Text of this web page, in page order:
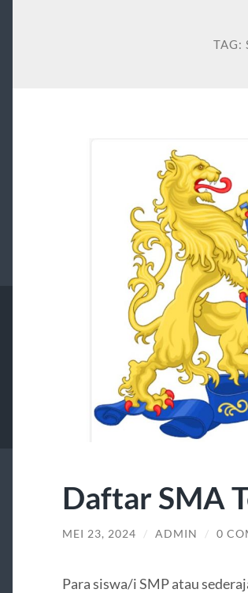
TAG:
Daftar SMA
MEI 23, 2024 / ADMIN / 0
Para siswa/i SMP atau